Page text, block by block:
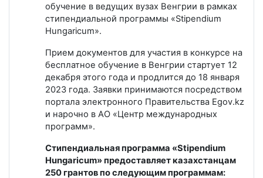
обучение в ведущих вузах Венгрии в рамках
стипендиальной программы «Stipendium
Hungaricum».
Прием документов для участия в конкурсе на
бесплатное обучение в Венгрии стартует 12
декабря этого года и продлится до 18 января
2023 года. Заявки принимаются посредством
портала электронного Правительства Egov.kz
и нарочно в АО «Центр международных
программ».
Стипендиальная программа «Stipendium
Hungaricum» предоставляет казахстанцам
250 грантов по следующим программам: